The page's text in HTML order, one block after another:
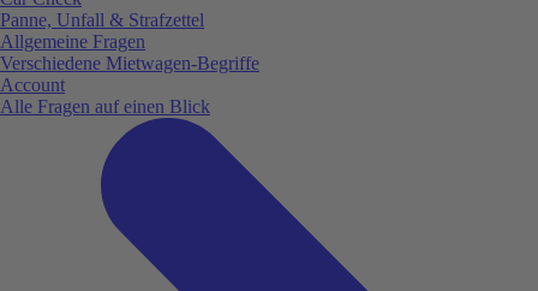
Panne, Unfall & Strafzettel
Allgemeine Fragen
Verschiedene Mietwagen-Begriffe
Account
Alle Fragen auf einen Blick